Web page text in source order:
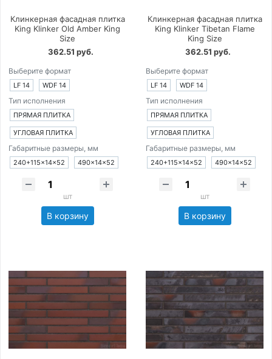
Клинкерная фасадная плитка
King Klinker Old Amber King
Size
362.51 руб.
Выберите формат
LF 14 WDF 14
Тип исполнения
ПРЯМАЯ ПЛИТКА
УГЛОВАЯ ПЛИТКА
Габаритные размеры, мм
240+115×14×52 490×14×52
шт
В корзину
Клинкерная фасадная плитка
King Klinker Tibetan Flame
King Size
362.51 руб.
Выберите формат
LF 14 WDF 14
Тип исполнения
ПРЯМАЯ ПЛИТКА
УГЛОВАЯ ПЛИТКА
Габаритные размеры, мм
240+115×14×52 490×14×52
шт
В корзину